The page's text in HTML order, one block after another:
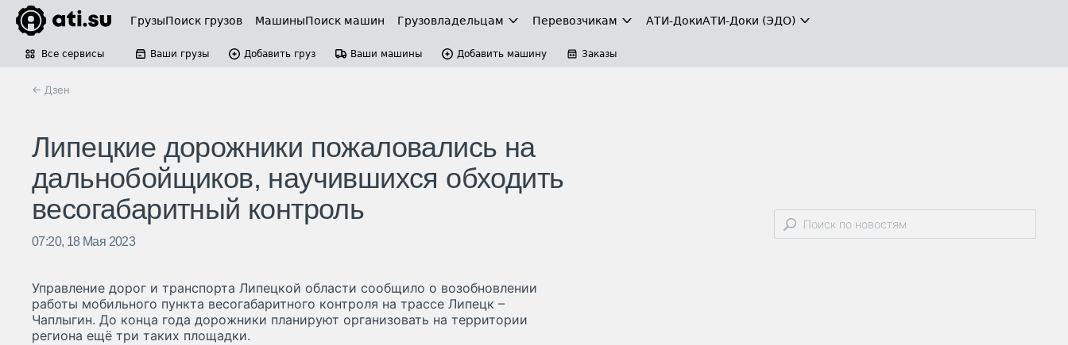
ГрузыПоиск грузов МашиныПоиск машин Грузовладельцам Перевозчикам АТИ-ДокиАТИ-Доки (ЭДО)
Все сервисы Ваши грузы Добавить груз Ваши машины Добавить машину Заказы
← Дзен
Липецкие дорожники пожаловались на
дальнобойщиков, научившихся обходить
весогабаритный контроль
07:20, 18 Мая 2023
Управление дорог и транспорта Липецкой области сообщило о возобновлении
работы мобильного пункта весогабаритного контроля на трассе Липецк –
Чаплыгин. До конца года дорожники планируют организовать на территории
региона ещё три таких площадки.